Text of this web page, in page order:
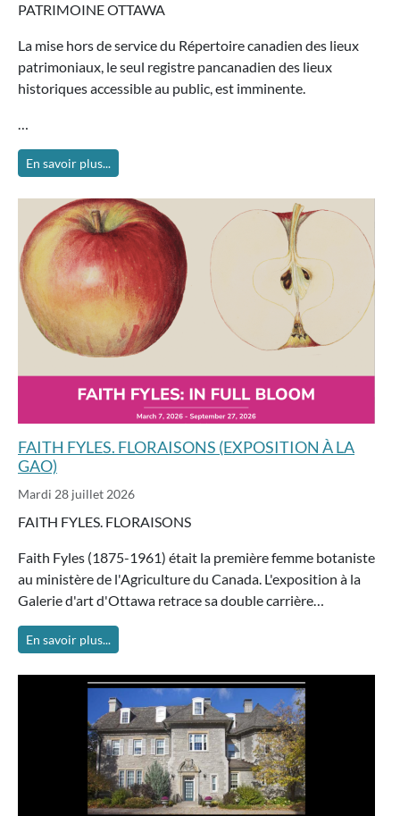
PATRIMOINE OTTAWA
La mise hors de service du Répertoire canadien des lieux
patrimoniaux, le seul registre pancanadien des lieux
historiques accessible au public, est imminente.
…
En savoir plus...
FAITH FYLES. FLORAISONS (EXPOSITION À LA
GAO)
Mardi 28 juillet 2026
FAITH FYLES. FLORAISONS
Faith Fyles (1875-1961) était la première femme botaniste
au ministère de l'Agriculture du Canada. L'exposition à la
Galerie d'art d'Ottawa retrace sa double carrière…
En savoir plus...